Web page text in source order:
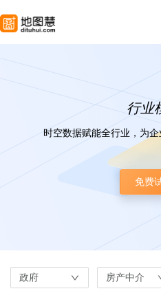
行业
时空数据赋能全行业，为
免费
政府 房产中介